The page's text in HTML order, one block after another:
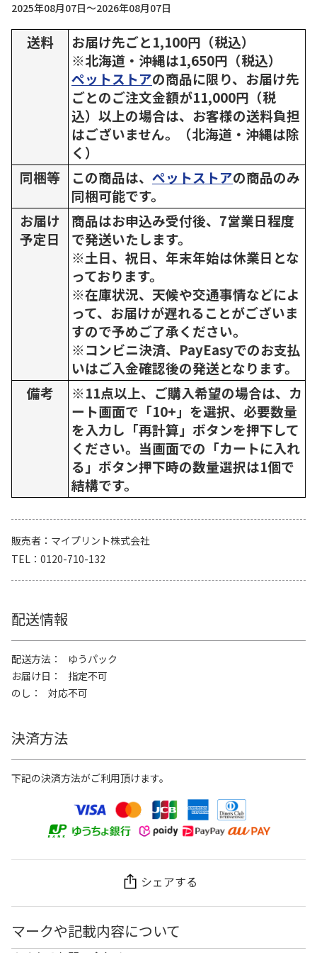
2025年08月07日～2026年08月07日
送料
お届け先ごと1,100円（税込）
※北海道・沖縄は1,650円（税込）
ペットストアの商品に限り、お届け先
ごとのご注文金額が11,000円（税
込）以上の場合は、お客様の送料負担
はございません。（北海道・沖縄は除
く）
同梱等
この商品は、 ペットストアの商品のみ
同梱可能です。
お届け
予定日
商品はお申込み受付後、7営業日程度
で発送いたします。
※土日、祝日、年末年始は休業日とな
っております。
※在庫状況、天候や交通事情などによ
って、お届けが遅れることがございま
すので予めご了承ください。
※コンビニ決済、PayEasyでのお支払
いはご入金確認後の発送となります。
備考
※11点以上、ご購入希望の場合は、カ
ート画面で「10+」を選択、必要数量
を入力し「再計算」ボタンを押下して
ください。当画面での「カートに入れ
る」ボタン押下時の数量選択は1個で
結構です。
販売者
マイプリント株式会社
TEL
0120-710-132
配送情報
配送方法
ゆうパック
お届け日
指定不可
のし
対応不可
決済方法
下記の決済方法がご利用頂けます。
シェアする
マークや記載内容について